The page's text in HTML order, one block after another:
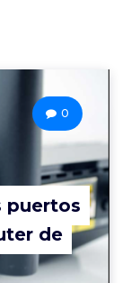
puertos
de
0